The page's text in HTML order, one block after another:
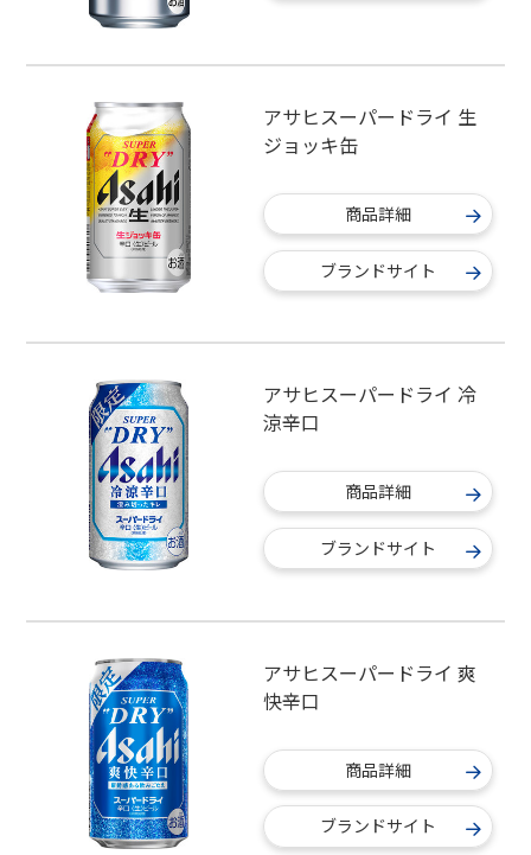
アサヒスーパードライ 生
ジョッキ缶
商品詳細
ブランドサイト
アサヒスーパードライ 冷
涼辛口
商品詳細
ブランドサイト
アサヒスーパードライ 爽
快辛口
商品詳細
ブランドサイト